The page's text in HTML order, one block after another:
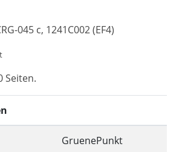
045 c, 1241C002 (EF4)
Seiten.
GruenePunkt